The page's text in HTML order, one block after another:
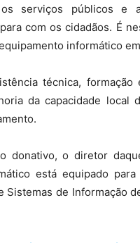
serviços públicos e
com os cidadãos. É
informático
técnica,
da capacidade local
donativo, o diretor
está equipado
de Informação